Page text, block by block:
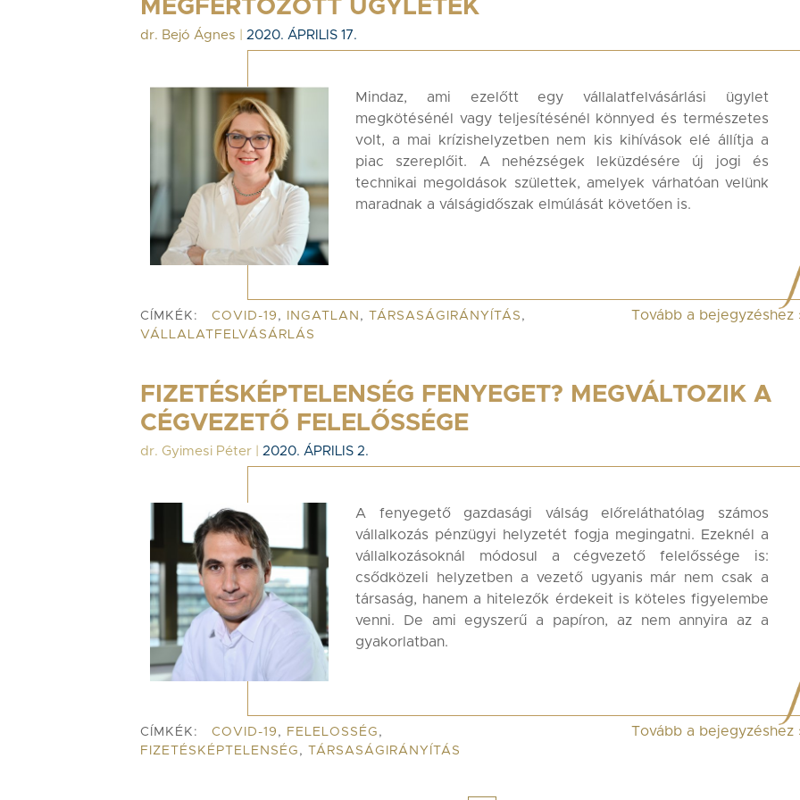
MEGFERTŐZÖTT ÜGYLETEK
dr. Bejó Ágnes 2020. ÁPRILIS 17.
Mindaz, ami ezelőtt egy vállalatfelvásárlási ügylet
megkötésénél vagy teljesítésénél könnyed és természetes
volt, a mai krízishelyzetben nem kis kihívások elé állítja a
piac szereplőit. A nehézségek leküzdésére új jogi és
technikai megoldások születtek, amelyek várhatóan velünk
maradnak a válságidőszak elmúlását követően is.
CÍMKÉK: COVID-19 , INGATLAN , TÁRSASÁGIRÁNYÍTÁS ,
VÁLLALATFELVÁSÁRLÁS
Tovább a bejegyzéshez
FIZETÉSKÉPTELENSÉG FENYEGET? MEGVÁLTOZIK A
CÉGVEZETŐ FELELŐSSÉGE
dr. Gyimesi Péter 2020. ÁPRILIS 2.
A fenyegető gazdasági válság előreláthatólag számos
vállalkozás pénzügyi helyzetét fogja megingatni. Ezeknél a
vállalkozásoknál módosul a cégvezető felelőssége is:
csődközeli helyzetben a vezető ugyanis már nem csak a
társaság, hanem a hitelezők érdekeit is köteles figyelembe
venni. De ami egyszerű a papíron, az nem annyira az a
gyakorlatban.
CÍMKÉK: COVID-19 , FELELOSSÉG ,
FIZETÉSKÉPTELENSÉG , TÁRSASÁGIRÁNYÍTÁS
Tovább a bejegyzéshez